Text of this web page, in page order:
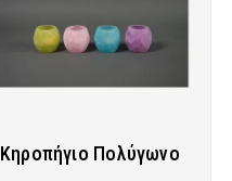
Κηροπήγιο Πολύγωνο